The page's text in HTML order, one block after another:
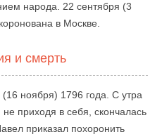
народа. 22 сентября (3
в Москве.
и смерть
ноября) 1796 года. С утра
приходя в себя, скончалась
приказал похоронить